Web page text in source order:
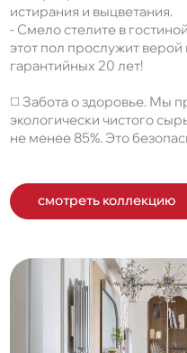
истирания и выцветания.
- Смело стелите в
этот пол прослужит
гарантийных 20 лет!
◻️ Забота о здоровье. Мы
экологически чистого
не менее 85%. Это
смотреть коллекцию